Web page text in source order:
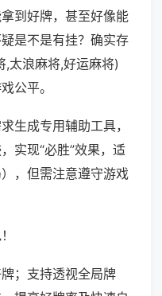
到好牌，甚至好像能
是不是有挂？确实存
太浪麻将,好运麻将)
公平。
生成专用辅助工具，
实现“必胜”效果，适
，但需注意遵守游戏
；支持透视全局牌